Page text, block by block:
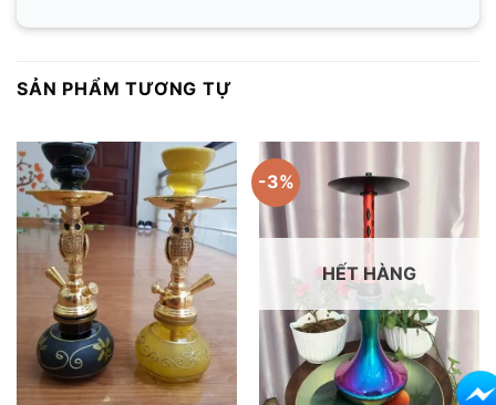
SẢN PHẨM TƯƠNG TỰ
-3%
HẾT HÀNG